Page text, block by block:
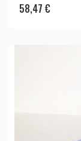
58,47 €